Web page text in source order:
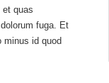
quas
fuga. Et
minus id quod